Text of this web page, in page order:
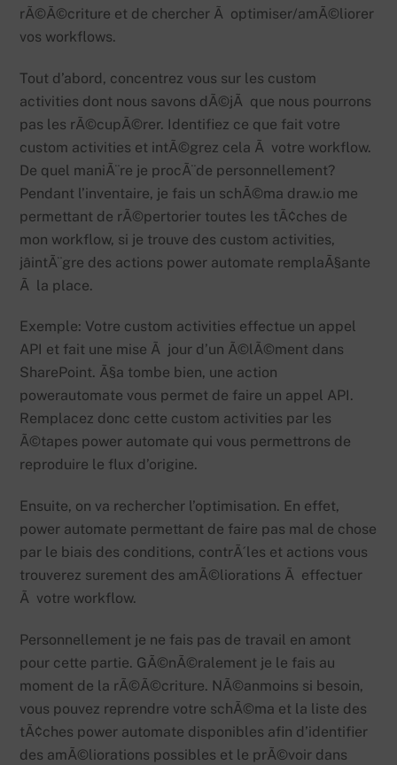
rÃ©Ã©criture et de chercher Ã optimiser/amÃ©liorer
vos workflows.
Tout d’abord, concentrez vous sur les custom
activities dont nous savons dÃ©jÃ que nous pourrons
pas les rÃ©cupÃ©rer. Identifiez ce que fait votre
custom activities et intÃ©grez cela Ã votre workflow.
De quel maniÃ¨re je procÃ¨de personnellement?
Pendant l’inventaire, je fais un schÃ©ma draw.io me
permettant de rÃ©pertorier toutes les tÃ¢ches de
mon workflow, si je trouve des custom activities,
jâintÃ¨gre des actions power automate remplaÃ§ante
Ã la place.
Exemple: Votre custom activities effectue un appel
API et fait une mise Ã jour d’un Ã©lÃ©ment dans
SharePoint. Ã§a tombe bien, une action
powerautomate vous permet de faire un appel API.
Remplacez donc cette custom activities par les
Ã©tapes power automate qui vous permettrons de
reproduire le flux d’origine.
Ensuite, on va rechercher l’optimisation. En effet,
power automate permettant de faire pas mal de chose
par le biais des conditions, contrÃ´les et actions vous
trouverez surement des amÃ©liorations Ã effectuer
Ã votre workflow.
Personnellement je ne fais pas de travail en amont
pour cette partie. GÃ©nÃ©ralement je le fais au
moment de la rÃ©Ã©criture. NÃ©anmoins si besoin,
vous pouvez reprendre votre schÃ©ma et la liste des
tÃ¢ches power automate disponibles afin d’identifier
des amÃ©liorations possibles et le prÃ©voir dans